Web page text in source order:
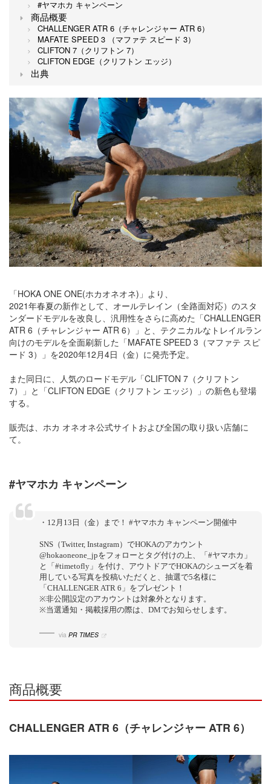
#ヤマホカ キャンペーン
商品概要
CHALLENGER ATR 6（チャレンジャー ATR 6）
MAFATE SPEED 3 （マファテ スピード 3）
CLIFTON 7（クリフトン 7）
CLIFTON EDGE（クリフトン エッジ）
出典
「HOKA ONE ONE(ホカオネオネ)」より、
2021年春夏の新作として、オールテレイン（全路面対応）のスタ
ンダードモデルを改良し、汎用性をさらに高めた「CHALLENGER
ATR 6（チャレンジャー ATR 6）」と、テクニカルなトレイルラン
向けのモデルを全面刷新した「MAFATE SPEED 3（マファテ スピ
ード 3）」を2020年12月4日（金）に発売予定。
また同日に、人気のロードモデル「CLIFTON 7（クリフトン
7）」と「CLIFTON EDGE（クリフトン エッジ）」の新色も登場
する。
販売は、ホカ オネオネ公式サイトおよび全国の取り扱い店舗に
て。
#ヤマホカ キャンペーン
・12月13日（金）まで！ #ヤマホカ キャンペーン開催中
SNS（Twitter, Instagram）でHOKAのアカウント
@hokaoneone_jpをフォローとタグ付けの上、「#ヤマホカ」
と「#timetofly」を付け、アウトドアでHOKAのシューズを着
用している写真を投稿いただくと、抽選で5名様に
「CHALLENGER ATR 6」をプレゼント！
※非公開設定のアカウントは対象外となります。
※当選通知・掲載採用の際は、DMでお知らせします。
via PR TIMES
商品概要
CHALLENGER ATR 6（チャレンジャー ATR 6）